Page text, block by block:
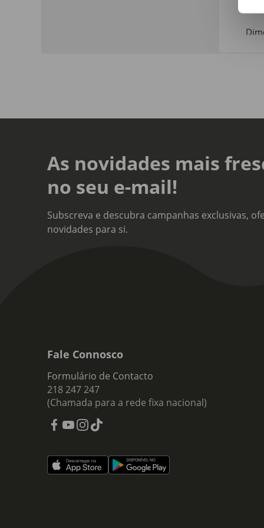
Não
As novidades mais
no seu e-mail!
Subscreva e descubra campanhas exclusivas,
novidades para si.
Fale Connosco
Formulário de Contacto
218 247 247
(Chamada para a rede fixa nacional)